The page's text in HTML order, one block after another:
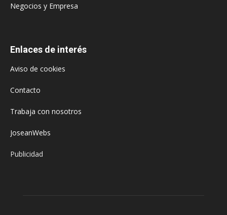
Negocios y Empresa
Enlaces de interés
Aviso de cookies
Contacto
Trabaja con nosotros
JoseanWebs
Publicidad